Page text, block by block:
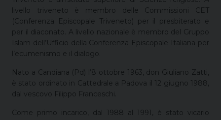
livello triveneto è membro delle Commissioni CET
(Conferenza Episcopale Triveneto) per il presbiterato e
per il diaconato. A livello nazionale è membro del Gruppo
Islam dell’Ufficio della Conferenza Episcopale Italiana per
l’ecumenismo e il dialogo.
Nato a Candiana (Pd) l’8 ottobre 1963, don Giuliano Zatti,
è stato ordinato in Cattedrale a Padova il 12 giugno 1988,
dal vescovo Filippo Franceschi.
Come primo incarico, dal 1988 al 1991, è stato vicario